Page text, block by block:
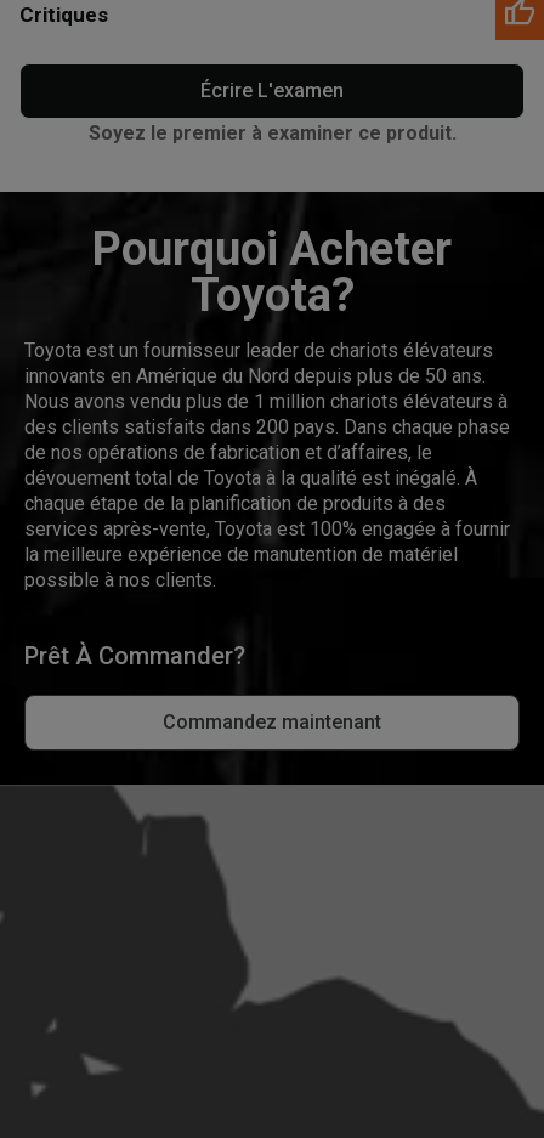
Critiques
Écrire L'examen
Soyez le premier à examiner ce produit.
Pourquoi Acheter
Toyota?
Toyota est un fournisseur leader de chariots élévateurs
innovants en Amérique du Nord depuis plus de 50 ans.
Nous avons vendu plus de 1 million chariots élévateurs à
des clients satisfaits dans 200 pays. Dans chaque phase
de nos opérations de fabrication et d’affaires, le
dévouement total de Toyota à la qualité est inégalé. À
chaque étape de la planification de produits à des
services après-vente, Toyota est 100% engagée à fournir
la meilleure expérience de manutention de matériel
possible à nos clients.
Prêt À Commander?
Commandez maintenant